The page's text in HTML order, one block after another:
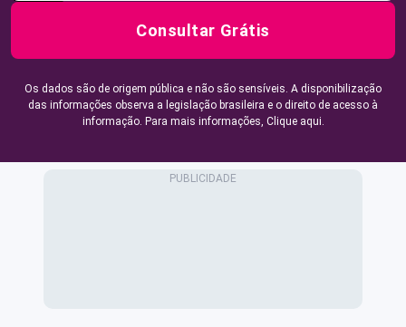
Consultar Grátis
Os dados são de origem pública e não são sensíveis. A disponibilização
das informações observa a legislação brasileira e o direito de acesso à
informação. Para mais informações, Clique aqui.